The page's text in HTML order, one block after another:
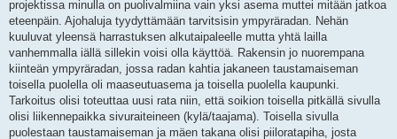
projektissa minulla on puolivalmiina vain yksi asema muttei mitään jatkoa
eteenpäin. Ajohaluja tyydyttämään tarvitsisin ympyräradan. Nehän
kuuluvat yleensä harrastuksen alkutaipaleelle mutta yhtä lailla
vanhemmalla iällä sillekin voisi olla käyttöä. Rakensin jo nuorempana
kiinteän ympyräradan, jossa radan kahtia jakaneen taustamaiseman
toisella puolella oli maaseutuasema ja toisella puolella kaupunki.
Tarkoitus olisi toteuttaa uusi rata niin, että soikion toisella pitkällä sivulla
olisi liikennepaikka sivuraiteineen (kylä/taajama). Toisella sivulla
puolestaan taustamaiseman ja mäen takana olisi piiloratapiha, josta